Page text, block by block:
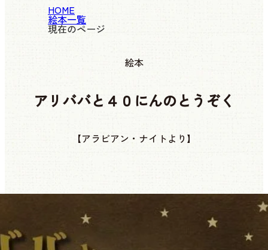
HOME
絵本一覧
現在のページ
絵本
アリババと４０にんのとうぞく
【アラビアン・ナイトより】